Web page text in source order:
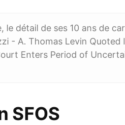
le détail de ses 10 ans de
- A. Thomas Levin Quoted
Enters Period of
SFOS